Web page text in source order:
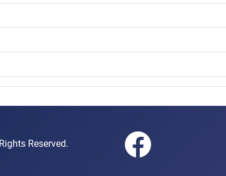
All Rights Reserved.